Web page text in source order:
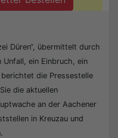
Düren“, übermittelt durch
Unfall, ein Einbruch, ein
die Pressestelle
die aktuellen
an der Aachener
in Kreuzau und